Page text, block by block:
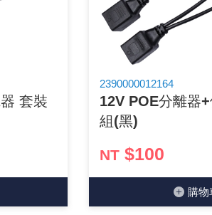
套裝
2390000012164
12V POE分離器
組(黑)
NT$100
購物